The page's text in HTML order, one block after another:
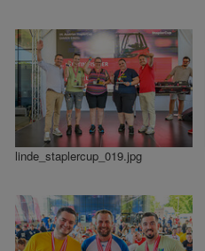
linde_staplercup_019.jpg